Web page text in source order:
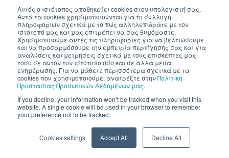
Αυτός ο ιστότοπος αποθηκεύει cookies στον υπολογιστή σας.
Αυτά τα cookies χρησιμοποιούνται για τη συλλογή
πληροφοριών σχετικά με το πώς αλληλεπιδράτε με τον
ιστότοπό μας και μας επιτρέπει να σας θυμόμαστε.
Χρησιμοποιούμε αυτές τις πληροφορίες για να βελτιώσουμε
και να προσαρμόσουμε την εμπειρία περιήγησής σας και για
αναλύσεις και μετρήσεις σχετικά με τους επισκέπτες μας
τόσο σε αυτόν τον ιστότοπο όσο και σε άλλα μέσα
ενημέρωσης. Για να μάθετε περισσότερα σχετικά με τα
cookies που χρησιμοποιούμε, ανατρέξτε στηνΠολιτική
Προστασίας Προσωπικών Δεδομένων μας.
If you decline, your information won’t be tracked when you visit this
website. A single cookie will be used in your browser to remember
your preference not to be tracked.
Cookies settings Accept All Decline All